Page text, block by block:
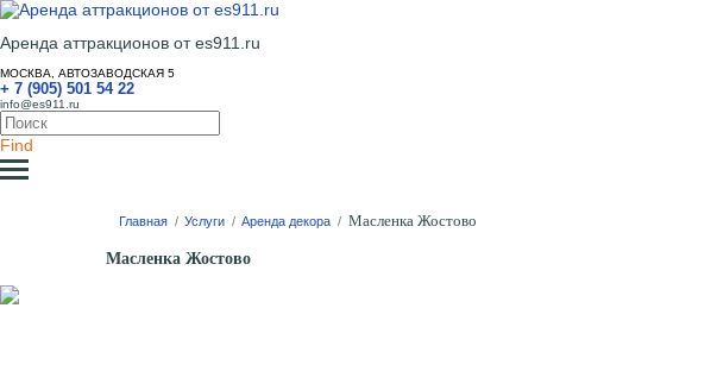
Аренда аттракционов от es911.ru
МОСКВА, АВТОЗАВОДСКАЯ 5
+ 7 (905) 501 54 22
info@es911.ru
Find
Главная / Услуги / Аренда декора / Масленка Жостово
Масленка Жостово